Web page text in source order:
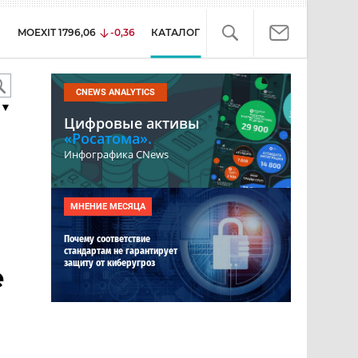
MOEXIT 1796,06 -0,36 КАТАЛОГ
CNEWS ANALYTICS
Цифровые активы
«Росатома».
Инфографика CNews
МНЕНИЕ МЕСЯЦА
Почему соответствие
стандартам не гарантирует
защиту от киберугроз